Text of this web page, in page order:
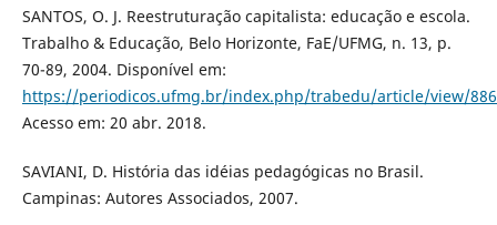
SANTOS, O. J. Reestruturação capitalista: educação e escola.
Trabalho & Educação, Belo Horizonte, FaE/UFMG, n. 13, p.
70-89, 2004. Disponível em:
https://periodicos.ufmg.br/index.php/trabedu/article/view/
Acesso em: 20 abr. 2018.
SAVIANI, D. História das idéias pedagógicas no Brasil.
Campinas: Autores Associados, 2007.